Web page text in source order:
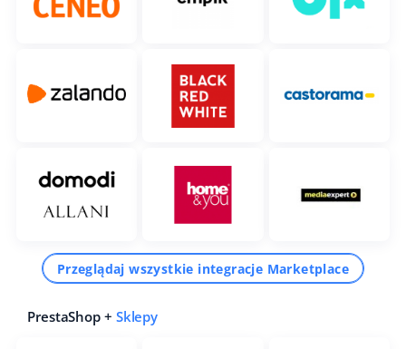
Przeglądaj wszystkie integracje Marketplace
PrestaShop + Sklepy